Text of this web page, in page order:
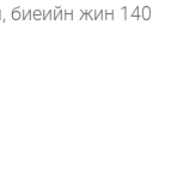
биеийн жин 140